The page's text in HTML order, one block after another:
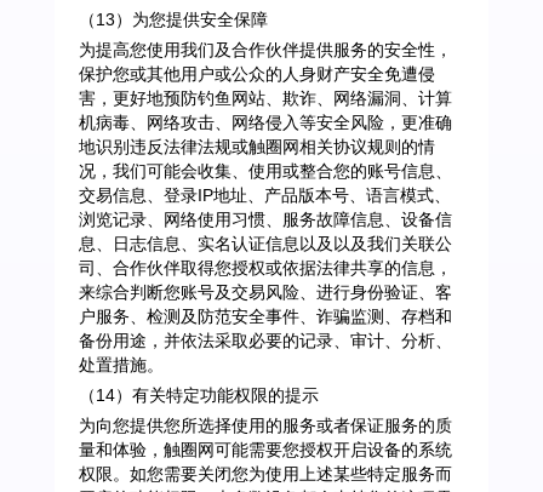
（13）为您提供安全保障
为提高您使用我们及合作伙伴提供服务的安全性，
保护您或其他用户或公众的人身财产安全免遭侵
害，更好地预防钓鱼网站、欺诈、网络漏洞、计算
机病毒、网络攻击、网络侵入等安全风险，更准确
地识别违反法律法规或触圈网相关协议规则的情
况，我们可能会收集、使用或整合您的账号信息、
交易信息、登录IP地址、产品版本号、语言模式、
浏览记录、网络使用习惯、服务故障信息、设备信
息、日志信息、实名认证信息以及以及我们关联公
司、合作伙伴取得您授权或依据法律共享的信息，
来综合判断您账号及交易风险、进行身份验证、客
户服务、检测及防范安全事件、诈骗监测、存档和
备份用途，并依法采取必要的记录、审计、分析、
处置措施。
（14）有关特定功能权限的提示
为向您提供您所选择使用的服务或者保证服务的质
量和体验，触圈网可能需要您授权开启设备的系统
权限。如您需要关闭您为使用上述某些特定服务而